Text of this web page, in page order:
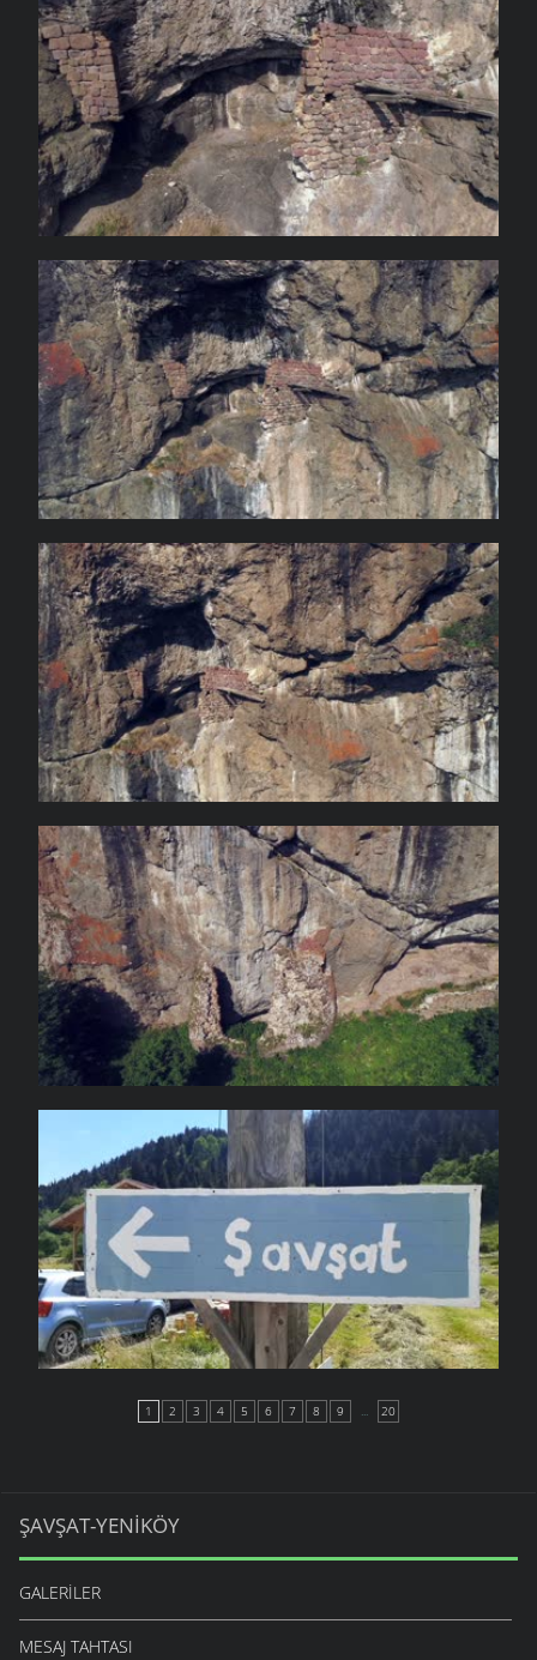
1 2 3 4 5 6 7 8 9 ... 20
ŞAVŞAT-YENIKÖY
GALERILER
MESAJ TAHTASI